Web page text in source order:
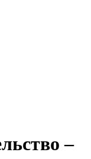
–